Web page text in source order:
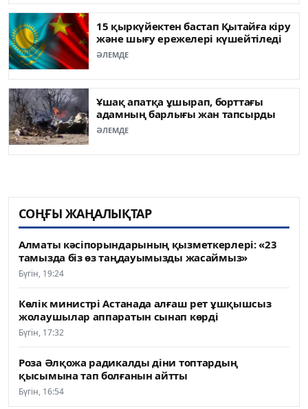
15 қыркүйектен бастап Қытайға кіру
және шығу ережелері күшейтіледі
ӘЛЕМДЕ
Ұшақ апатқа ұшырап, борттағы
адамның барлығы жан тапсырды
ӘЛЕМДЕ
СОҢҒЫ ЖАҢАЛЫҚТАР
Алматы кәсіпорындарының қызметкерлері: «23
тамызда біз өз таңдауымызды жасаймыз»
Бүгін, 19:24
Көлік министрі Астанада алғаш рет ұшқышсыз
жолаушылар аппаратын сынап көрді
Бүгін, 17:32
Роза Әлқожа радикалды діни топтардың
қысымына тап болғанын айтты
Бүгін, 16:54